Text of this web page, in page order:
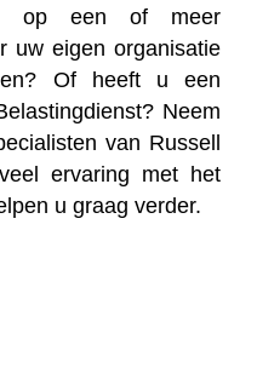
op een of meer
uw eigen organisatie
Of heeft u een
Neem
van Russell
ervaring met het
u graag verder.